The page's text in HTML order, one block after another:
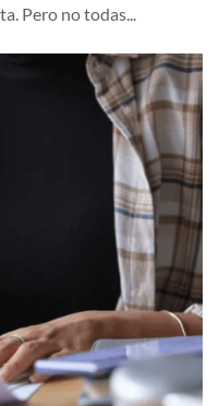
Pero no todas...